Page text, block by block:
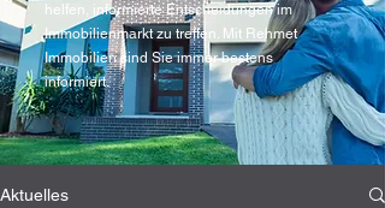
helfen, informierte Entscheidungen im
Immobilienmarkt zu treffen. Mit Rehmet
Immobilien sind Sie immer bestens
informiert.
Aktuelles